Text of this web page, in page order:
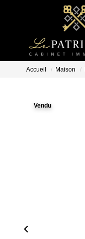
Accueil Maison
Vendu